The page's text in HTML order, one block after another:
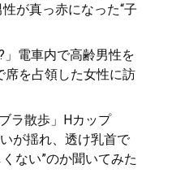
が真っ赤になった“子
電車内で高齢男性を
席を占領した女性に訪
ラ散歩」Hカップ
が揺れ、透け乳首で
ない”のか聞いてみた